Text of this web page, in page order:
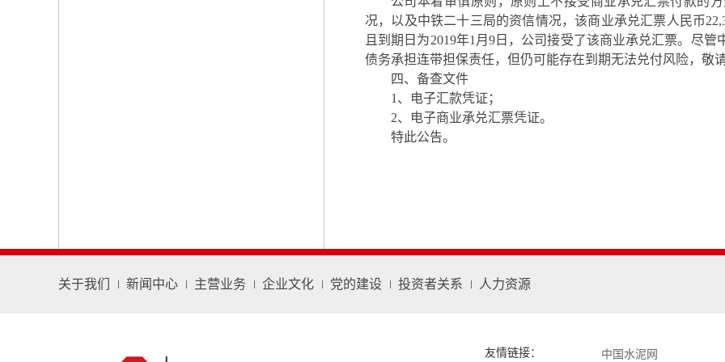
况，以及中铁二十三局的资信情况，该商业承兑汇票人民币
且到期日为2019年1月9日，公司接受了该商业承兑汇票。尽
债务承担连带担保责任，但仍可能存在到期无法兑付风险，敬
四、备查文件
1、电子汇款凭证；
2、电子商业承兑汇票凭证。
特此公告。
关于我们 新闻中心 主营业务 企业文化 党的建设 投资者关系 人力资源
友情链接： 中国水泥网